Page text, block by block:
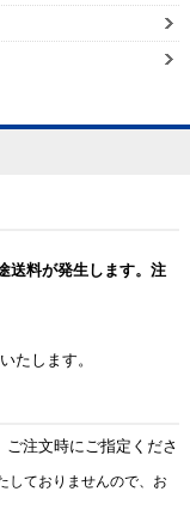
送料が発生します。注
たします。
注文時にご指定くださ
しておりませんので、お